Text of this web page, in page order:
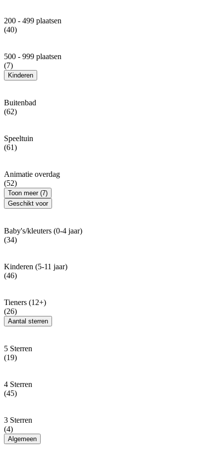
200 - 499 plaatsen
(40)
500 - 999 plaatsen
(7)
Kinderen
Buitenbad
(62)
Speeltuin
(61)
Animatie overdag
(52)
Toon meer (7)
Geschikt voor
Baby's/kleuters (0-4 jaar)
(34)
Kinderen (5-11 jaar)
(46)
Tieners (12+)
(26)
Aantal sterren
5 Sterren
(19)
4 Sterren
(45)
3 Sterren
(4)
Algemeen